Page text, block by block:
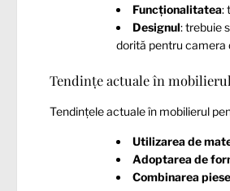
Funcționalitatea:
Designul: trebuie
dorită pentru camera
Tendințe actuale în
Tendințele actuale în mobilierul
Utilizarea de
Adoptarea de
Combinarea